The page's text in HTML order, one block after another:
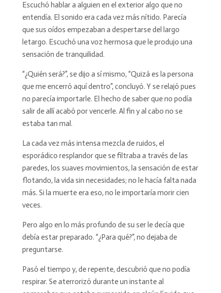
Escuchó hablar a alguien en el exterior algo que no
entendía. El sonido era cada vez más nítido. Parecía
que sus oídos empezaban a despertarse del largo
letargo. Escuchó una voz hermosa que le produjo una
sensación de tranquilidad.
“¿Quién será?”, se dijo a sí mismo, “Quizá es la persona
que me encerró aquí dentro”, concluyó. Y se relajó pues
no parecía importarle. El hecho de saber que no podía
salir de allí acabó por vencerle. Al fin y al cabo no se
estaba tan mal.
La cada vez más intensa mezcla de ruidos, el
esporádico resplandor que se filtraba a través de las
paredes, los suaves movimientos, la sensación de estar
flotando, la vida sin necesidades; no le hacía falta nada
más. Si la muerte era eso, no le importaría morir cien
veces.
Pero algo en lo más profundo de su ser le decía que
debía estar preparado. “¿Para qué?”, no dejaba de
preguntarse.
Pasó el tiempo y, de repente, descubrió que no podía
respirar. Se aterrorizó durante un instante al